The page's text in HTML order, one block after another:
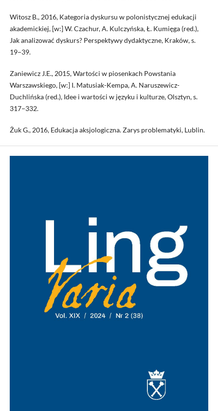
Witosz B., 2016, Kategoria dyskursu w polonistycznej edukacji
akademickiej, [w:] W. Czachur, A. Kulczyńska, Ł. Kumięga (red.),
Jak analizować dyskurs? Perspektywy dydaktyczne, Kraków, s.
19−39.
Zaniewicz J.E., 2015, Wartości w piosenkach Powstania
Warszawskiego, [w:] I. Matusiak-Kempa, A. Naruszewicz-
Duchlińska (red.), Idee i wartości w języku i kulturze, Olsztyn, s.
317−332.
Żuk G., 2016, Edukacja aksjologiczna. Zarys problematyki, Lublin.